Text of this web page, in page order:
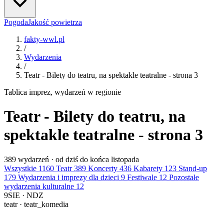
PogodaJakość powietrza
fakty-wwl.pl
/
Wydarzenia
/
Teatr - Bilety do teatru, na spektakle teatralne - strona 3
Tablica imprez, wydarzeń w regionie
Teatr - Bilety do teatru, na
spektakle teatralne - strona 3
389 wydarzeń · od dziś do końca listopada
Wszystkie 1160 Teatr389 Koncerty 436 Kabarety 123 Stand-up
179 Wydarzenia i imprezy dla dzieci 9 Festiwale 12 Pozostałe
wydarzenia kulturalne 12
9SIE · NDZ
teatr · teatr_komedia